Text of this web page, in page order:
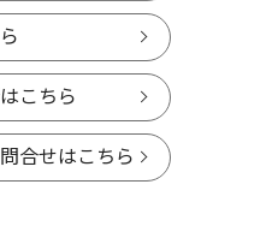
こちら
合せはこちら